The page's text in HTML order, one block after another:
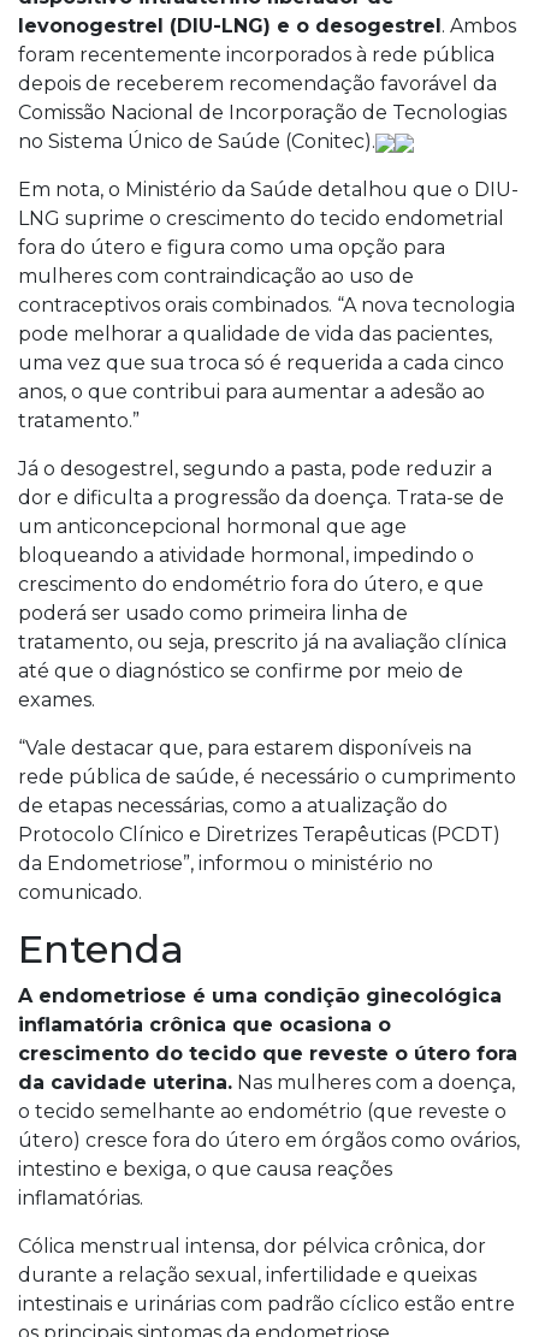
levonogestrel (DIU-LNG) e o desogestrel. Ambos
foram recentemente incorporados à rede pública
depois de receberem recomendação favorável da
Comissão Nacional de Incorporação de Tecnologias
no Sistema Único de Saúde (Conitec).
Em nota, o Ministério da Saúde detalhou que o DIU-
LNG suprime o crescimento do tecido endometrial
fora do útero e figura como uma opção para
mulheres com contraindicação ao uso de
contraceptivos orais combinados. “A nova tecnologia
pode melhorar a qualidade de vida das pacientes,
uma vez que sua troca só é requerida a cada cinco
anos, o que contribui para aumentar a adesão ao
tratamento.”
Já o desogestrel, segundo a pasta, pode reduzir a
dor e dificulta a progressão da doença. Trata-se de
um anticoncepcional hormonal que age
bloqueando a atividade hormonal, impedindo o
crescimento do endométrio fora do útero, e que
poderá ser usado como primeira linha de
tratamento, ou seja, prescrito já na avaliação clínica
até que o diagnóstico se confirme por meio de
exames.
“Vale destacar que, para estarem disponíveis na
rede pública de saúde, é necessário o cumprimento
de etapas necessárias, como a atualização do
Protocolo Clínico e Diretrizes Terapêuticas (PCDT)
da Endometriose”, informou o ministério no
comunicado.
Entenda
A endometriose é uma condição ginecológica
inflamatória crônica que ocasiona o
crescimento do tecido que reveste o útero fora
da cavidade uterina. Nas mulheres com a doença,
o tecido semelhante ao endométrio (que reveste o
útero) cresce fora do útero em órgãos como ovários,
intestino e bexiga, o que causa reações
inflamatórias.
Cólica menstrual intensa, dor pélvica crônica, dor
durante a relação sexual, infertilidade e queixas
intestinais e urinárias com padrão cíclico estão entre